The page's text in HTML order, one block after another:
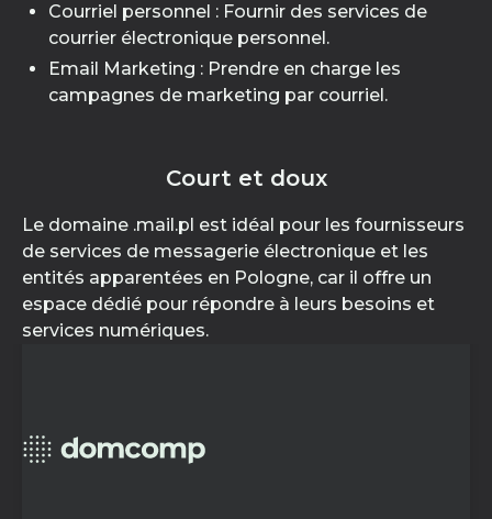
Courriel personnel : Fournir des services de
courrier électronique personnel.
Email Marketing : Prendre en charge les
campagnes de marketing par courriel.
Court et doux
Le domaine .mail.pl est idéal pour les fournisseurs
de services de messagerie électronique et les
entités apparentées en Pologne, car il offre un
espace dédié pour répondre à leurs besoins et
services numériques.